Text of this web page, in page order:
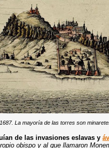
La mayoría de las torres son
de las invasiones eslavas y
obispo y al que llamaron